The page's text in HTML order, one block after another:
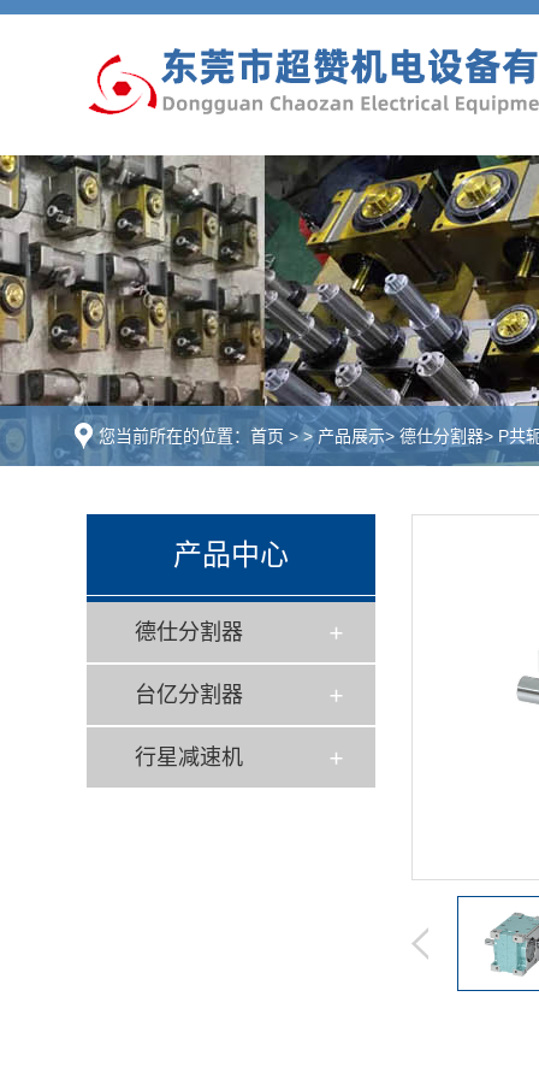
您当前所在的位置： 首页 >>产品展示>德仕分割器> P共
产品中心
德仕分割器
台亿分割器
行星减速机